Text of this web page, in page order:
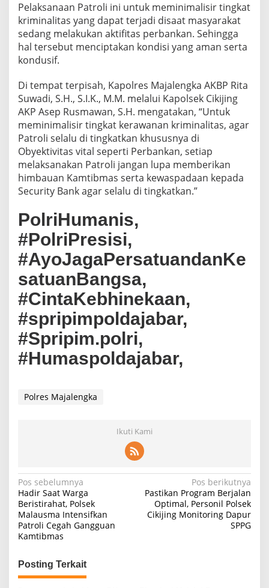
Pelaksanaan Patroli ini untuk meminimalisir tingkat
kriminalitas yang dapat terjadi disaat masyarakat
sedang melakukan aktifitas perbankan. Sehingga
hal tersebut menciptakan kondisi yang aman serta
kondusif.
Di tempat terpisah, Kapolres Majalengka AKBP Rita
Suwadi, S.H., S.I.K., M.M. melalui Kapolsek Cikijing
AKP Asep Rusmawan, S.H. mengatakan, “Untuk
meminimalisir tingkat kerawanan kriminalitas, agar
Patroli selalu di tingkatkan khususnya di
Obyektivitas vital seperti Perbankan, setiap
melaksanakan Patroli jangan lupa memberikan
himbauan Kamtibmas serta kewaspadaan kepada
Security Bank agar selalu di tingkatkan.”
PolriHumanis,
#PolriPresisi,
#AyoJagaPersatuandanKe
satuanBangsa,
#CintaKebhinekaan,
#spripimpoldajabar,
#Spripim.polri,
#Humaspoldajabar,
Polres Majalengka
Ikuti Kami
Navigasi
pos
Pos sebelumnya
Hadir Saat Warga
Beristirahat, Polsek
Malausma Intensifkan
Patroli Cegah Gangguan
Kamtibmas
Pos berikutnya
Pastikan Program Berjalan
Optimal, Personil Polsek
Cikijing Monitoring Dapur
SPPG
Posting Terkait